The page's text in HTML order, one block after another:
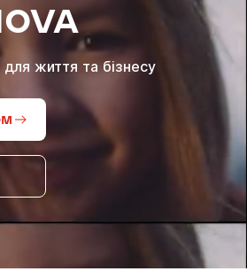
життя та бізнесу